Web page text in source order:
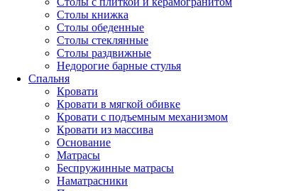
Столы книжка
Столы обеденные
Столы стеклянные
Столы раздвижные
Недорогие барные стулья
Спальня
Кровати
Кровати в мягкой обивке
Кровати с подъемным механизмом
Кровати из массива
Основание
Матрасы
Беспружинные матрасы
Наматрасники